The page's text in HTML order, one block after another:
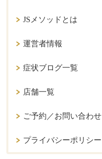
JSメソッドとは
運営者情報
症状ブログ一覧
店舗一覧
ご予約／お問い合わせ
プライバシーポリシー